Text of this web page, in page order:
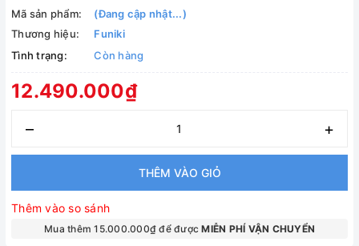
Mã sản phẩm:
(Đang cập nhật...)
Thương hiệu:
Funiki
Tình trạng:
Còn hàng
12.490.000₫
– +
THÊM VÀO GIỎ
Thêm vào so sánh
Mua thêm 15.000.000₫ để đượcMIỄN PHÍ VẬN CHUYỂN